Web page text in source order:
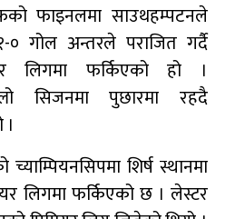
फाइनलमा साउथहम्पटनले
० गोल अन्तरले पराजित गर्दै
लिगमा फर्किएको हो ।
सिजनमा पुछारमा रहदै
शिर्ष स्थानमा
लिगमा फर्किएको छ । लेस्टर